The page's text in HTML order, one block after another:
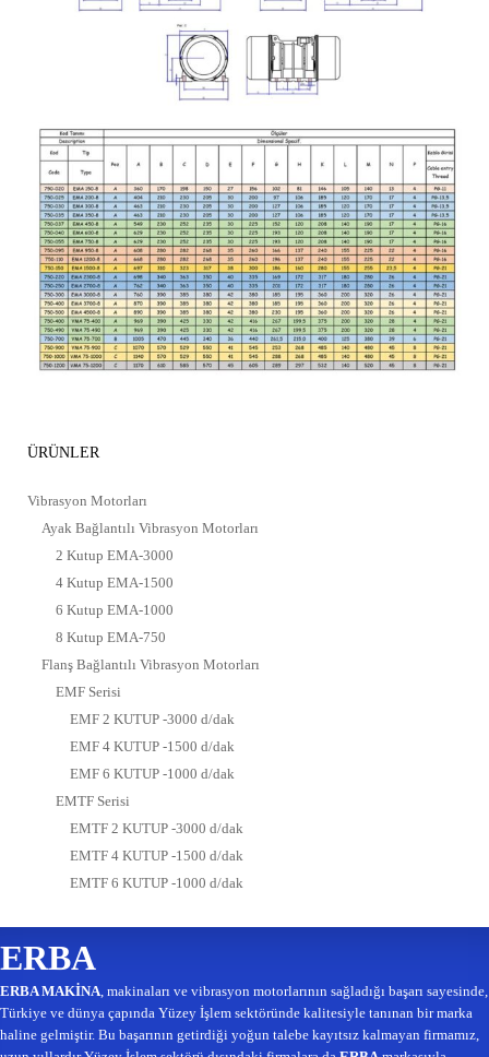
ÜRÜNLER
Vibrasyon Motorları
Ayak Bağlantılı Vibrasyon Motorları
2 Kutup EMA-3000
4 Kutup EMA-1500
6 Kutup EMA-1000
8 Kutup EMA-750
Flanş Bağlantılı Vibrasyon Motorları
EMF Serisi
EMF 2 KUTUP -3000 d/dak
EMF 4 KUTUP -1500 d/dak
EMF 6 KUTUP -1000 d/dak
EMTF Serisi
EMTF 2 KUTUP -3000 d/dak
EMTF 4 KUTUP -1500 d/dak
EMTF 6 KUTUP -1000 d/dak
ERBA
ERBA MAKİNA , makinaları ve vibrasyon motorlarının sağladığı başarı sayesinde,
Türkiye ve dünya çapında Yüzey İşlem sektöründe kalitesiyle tanınan bir marka
haline gelmiştir. Bu başarının getirdiği yoğun talebe kayıtsız kalmayan firmamız,